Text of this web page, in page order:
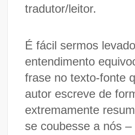
tradutor/leitor.
É fácil sermos
entendimento
frase no texto-fonte
autor escreve de
extremamente
se coubesse a nós –